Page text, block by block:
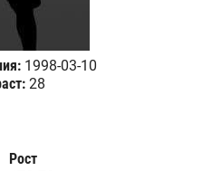
1998-03-10
28
Рост